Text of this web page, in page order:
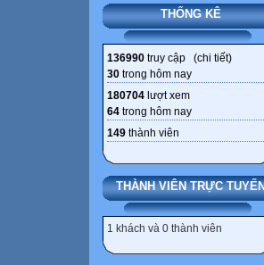
THỐNG KÊ
136990 truy cập (chi tiết)
30 trong hôm nay
180704 lượt xem
64 trong hôm nay
149 thành viên
THÀNH VIÊN TRỰC
1 khách và 0 thành viên